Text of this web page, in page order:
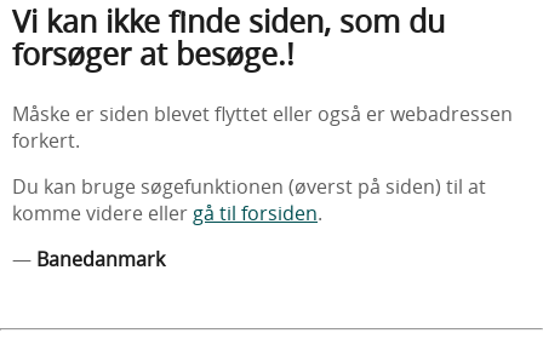
Vi kan ikke finde siden, som du
forsøger at besøge.!
Måske er siden blevet flyttet eller også er webadressen
forkert.
Du kan bruge søgefunktionen (øverst på siden) til at
komme videre eller gå til forsiden.
— Banedanmark